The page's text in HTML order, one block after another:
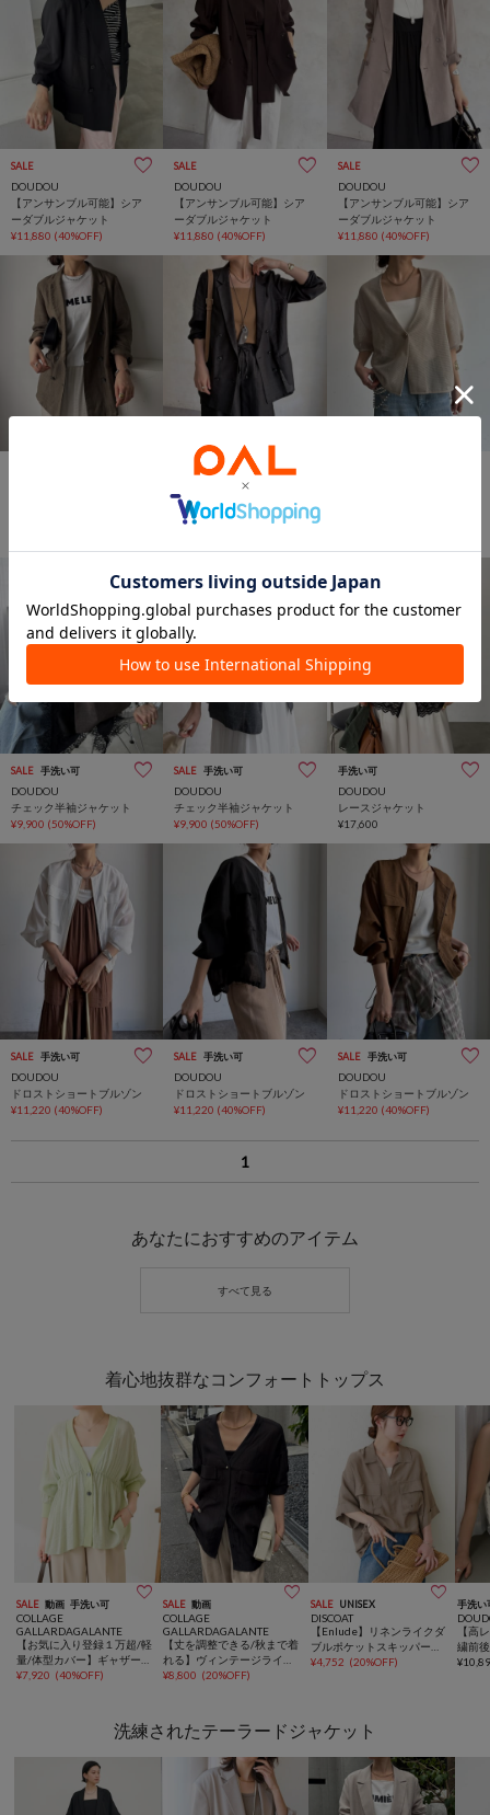
SALE
DOUDOU
【アンサンブル可能】シア
ーダブルジャケット
¥11,880 (40%OFF)
SALE
DOUDOU
【アンサンブル可能】シア
ーダブルジャケット
¥11,880 (40%OFF)
SALE
DOUDOU
【アンサンブル可能】シア
ーダブルジャケット
¥11,880 (40%OFF)
手洗い可
【セットアップ可能】ウォ
ッシャブルコットンリネン
SALE 手洗い可
DOUDOU
チェック半袖ジャケット
¥9,900 (50%OFF)
SALE 手洗い可
DOUDOU
チェック半袖ジャケット
¥9,900 (50%OFF)
手洗い可
DOUDOU
レースジャケット
¥17,600
SALE 手洗い可
DOUDOU
ドロストショートブルゾン
¥11,220 (40%OFF)
SALE 手洗い可
DOUDOU
ドロストショートブルゾン
¥11,220 (40%OFF)
SALE 手洗い可
DOUDOU
ドロストショートブルゾン
¥11,220 (40%OFF)
1
あなたにおすすめのアイテム
着心地抜群なコンフォートトップス
SALE 動画 手洗い可 
COLLAGE
GALLARDAGALANTE
【お気に入り登録１万超/軽
量/体型カバー】ギャザー切
替シアーシャツカーディガ
¥7,920 (40%OFF)
SALE 動画 
COLLAGE
GALLARDAGALANTE
【丈を調整できる/秋まで着
れる】ヴィンテージライク
オーバーシャツ/シアー
¥8,800 (20%OFF)
SALE UNISEX 
DISCOAT
【Enlude】リネンライクダ
ブルポケットスキッパーシ
ャツ《ユニセックス》
¥4,752 (20%OFF)
手洗い
【高
繍前
¥
洗練されたテーラードジャケット